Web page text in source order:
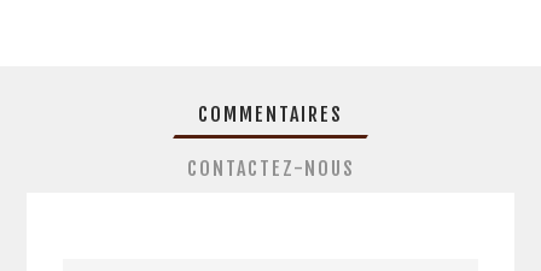
COMMENTAIRES
CONTACTEZ-NOUS